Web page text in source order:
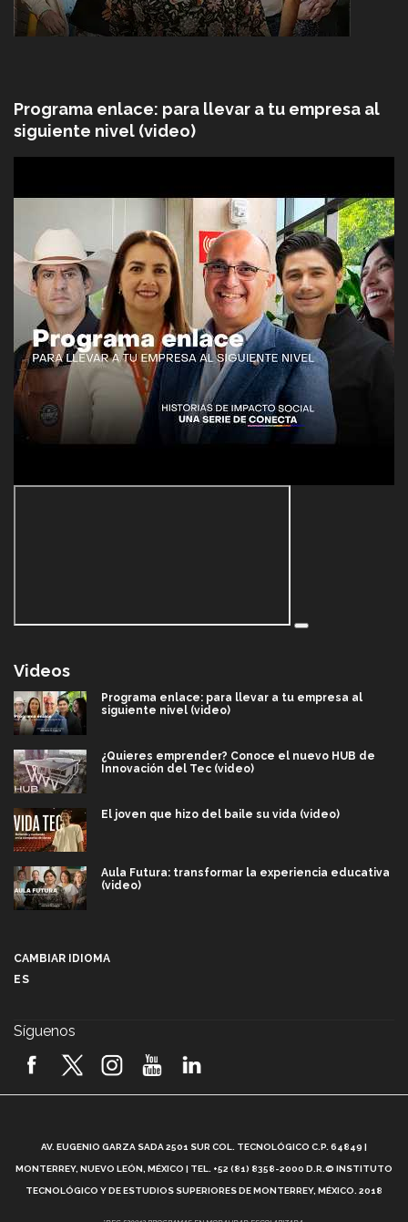
Programa enlace: para llevar a tu empresa al
siguiente nivel (video)
Videos
Programa enlace: para llevar a tu empresa al
siguiente nivel (video)
¿Quieres emprender? Conoce el nuevo HUB de
Innovación del Tec (video)
El joven que hizo del baile su vida (video)
Aula Futura: transformar la experiencia educativa
(video)
2026! (video)
¿Cómo es el Modelo Educativo Tec? (video)
CAMBIAR IDIOMA
ES
Síguenos
AV. EUGENIO GARZA SADA 2501 SUR COL. TECNOLÓGICO C.P. 64849 |
MONTERREY, NUEVO LEÓN, MÉXICO | TEL. +52 (81) 8358-2000 D.R.© INSTITUTO
TECNOLÓGICO Y DE ESTUDIOS SUPERIORES DE MONTERREY, MÉXICO. 2018